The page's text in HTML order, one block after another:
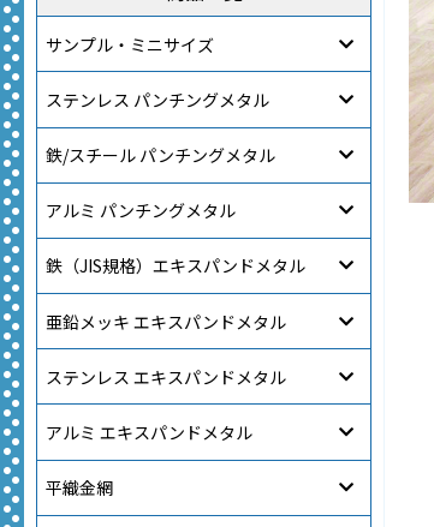
サンプル・ミニサイズ
ステンレス パンチングメタル
鉄/スチール パンチングメタル
アルミ パンチングメタル
鉄（JIS規格）エキスパンドメタル
亜鉛メッキ エキスパンドメタル
ステンレス エキスパンドメタル
アルミ エキスパンドメタル
平織金網